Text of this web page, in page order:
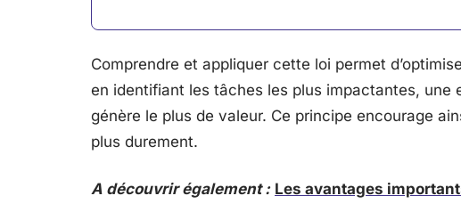
Comprendre et appliquer cette loi permet
en identifiant les tâches les plus impactantes, une
génère le plus de valeur. Ce principe encourage
plus durement.
A découvrir également : Les avantages